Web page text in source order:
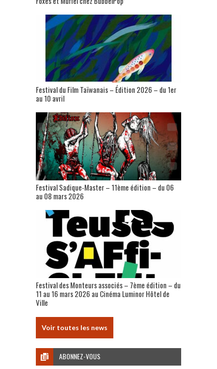
Festival du Film Taïwanais – Édition 2026 – du 1er
au 10 avril
Festival Sadique-Master – 11ème édition – du 06
au 08 mars 2026
Festival des Monteurs associés – 7ème édition – du
11 au 16 mars 2026 au Cinéma Luminor Hôtel de
Ville
Voir toutes les news
ABONNEZ-VOUS